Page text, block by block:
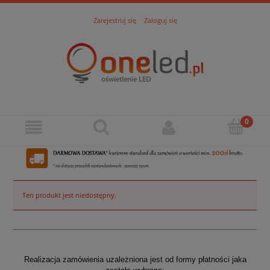
Zarejestruj się Zaloguj się
Ten produkt jest niedostępny.
Realizacja zamówienia uzależniona jest od formy płatności jaka